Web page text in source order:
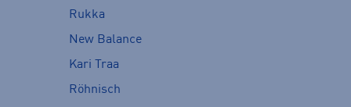
Rukka
New Balance
Kari Traa
Röhnisch